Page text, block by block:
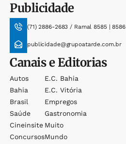
Publicidade
(71) 2886-2683 / Ramal 8585 | 8586
publicidade@grupoatarde.com.br
Canais e Editorias
Autos
Bahia
Brasil
Saúde
Cineinsite
Concursos
E.c. Bahia
E.c. Vitória
Empregos
Gastronomia
Muito
Mundo